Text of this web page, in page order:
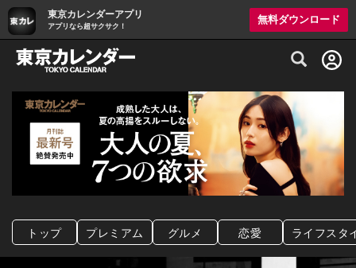
東京カレンダーアプリ
アプリなら超サクサク！
無料ダウンロード
グルメ情報・プレミアムレストラン予約
トップ プレミアム グルメ 恋愛 ライフスタ